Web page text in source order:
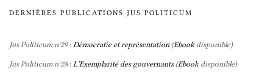
DERNIÈRES PUBLICATIONS JUS POLITICUM
Jus Politicum n°29: Démocratie et représentation (Ebookdisponible)
Jus Politicum n°28: L’Exemplarité des gouvernants(Ebookdisponible)